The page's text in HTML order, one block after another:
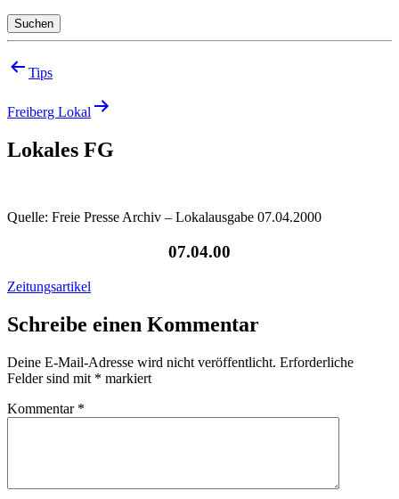
Suchen
Beitragsnavigation
Tips
Freiberg Lokal
Lokales FG
Quelle: Freie Presse Archiv – Lokalausgabe 07.04.2000
07.04.00
Zeitungsartikel
Schreibe einen Kommentar
Deine E-Mail-Adresse wird nicht veröffentlicht. Erforderliche
Felder sind mit * markiert
Kommentar *